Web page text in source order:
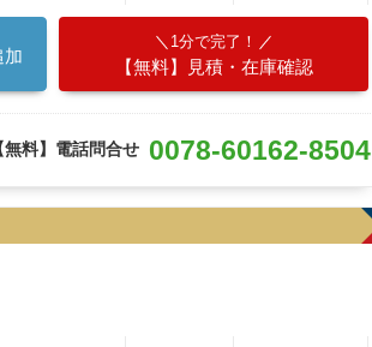
加
1分で完了！
【無料】見積・在庫確認
無料】電話問合せ 0078-60162-8504